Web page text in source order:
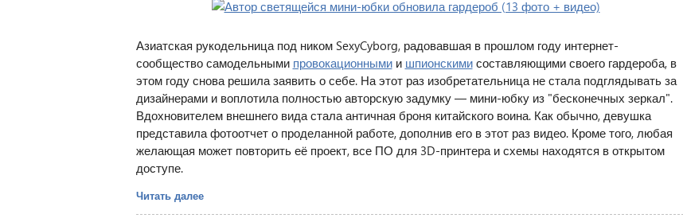
Азиатская рукодельница под ником SexyCyborg, радовавшая в прошлом году интернет-
сообщество самодельными провокационнымии шпионскимисоставляющими своего гардероба, в
этом году снова решила заявить о себе. На этот раз изобретательница не стала подглядывать за
дизайнерами и воплотила полностью авторскую задумку — мини-юбку из "бесконечных зеркал".
Вдохновителем внешнего вида стала античная броня китайского воина. Как обычно, девушка
представила фотоотчет о проделанной работе, дополнив его в этот раз видео. Кроме того, любая
желающая может повторить её проект, все ПО для 3D-принтера и схемы находятся в открытом
доступе.
Читать далее